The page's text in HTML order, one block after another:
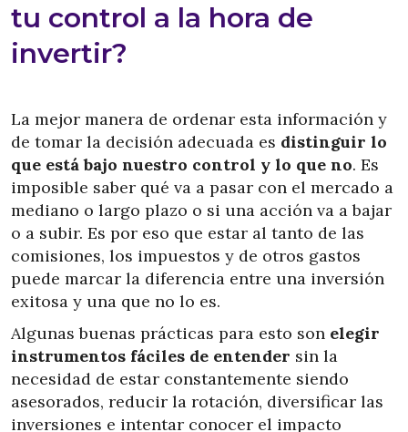
tu control a la hora de
invertir?
La mejor manera de ordenar esta información y
de tomar la decisión adecuada es distinguir lo
que está bajo nuestro control y lo que no. Es
imposible saber qué va a pasar con el mercado a
mediano o largo plazo o si una acción va a bajar
o a subir. Es por eso que estar al tanto de las
comisiones, los impuestos y de otros gastos
puede marcar la diferencia entre una inversión
exitosa y una que no lo es.
Algunas buenas prácticas para esto son elegir
instrumentos fáciles de entender sin la
necesidad de estar constantemente siendo
asesorados, reducir la rotación, diversificar las
inversiones e intentar conocer el impacto